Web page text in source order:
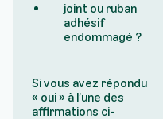
joint ou ruban
adhésif
endommagé ?
Si vous avez répondu
« oui » à l’une des
affirmations ci-